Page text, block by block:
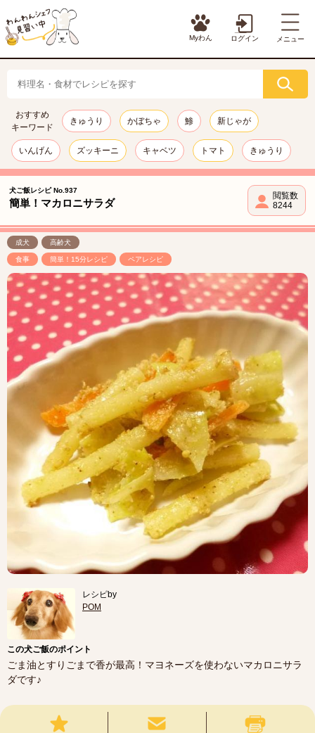
Myわん ログイン メニュー
おすすめ
キーワード
きゅうり かぼちゃ 鯵 新じゃが
いんげん ズッキーニ キャベツ トマト きゅうり
犬ご飯レシピ No.937
簡単！マカロニサラダ
閲覧数
8244
成犬 高齢犬
食事 簡単！15分レシピ ペアレシピ
レシピby
POM
この犬ご飯のポイント
ごま油とすりごまで香が最高！マヨネーズを使わないマカロニサラ
ダです♪